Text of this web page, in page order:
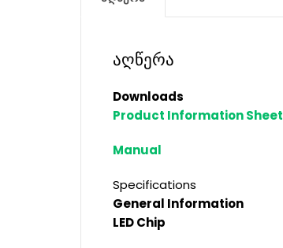
აღწერა
Downloads
Product Information Sheet
Manual
Specifications
General Information
LED Chip